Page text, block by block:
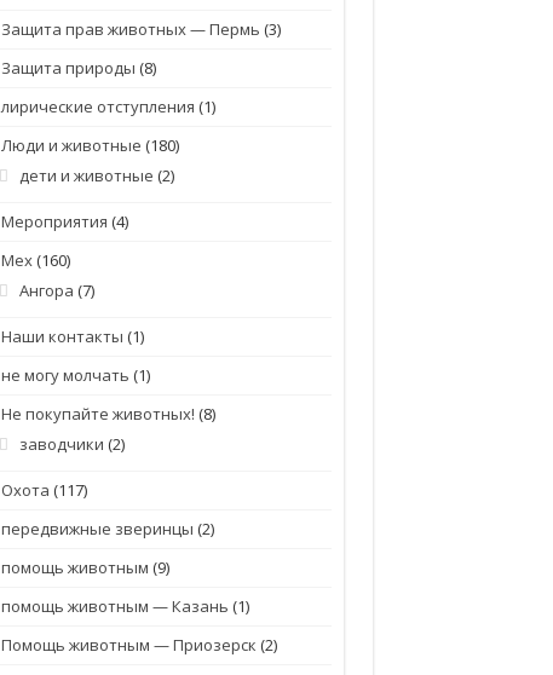
Защита прав животных — Пермь (3)
Защита природы (8)
лирические отступления (1)
Люди и животные (180)
дети и животные (2)
Мероприятия (4)
Мех(160)
Ангора (7)
Наши контакты (1)
не могу молчать (1)
Не покупайте животных! (8)
заводчики (2)
Охота (117)
передвижные зверинцы (2)
помощь животным (9)
помощь животным — Казань (1)
Помощь животным — Приозерск (2)